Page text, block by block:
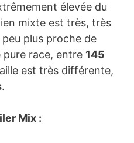
élevée du
mixte est très, très
plus proche de
pure race, entre 145
est très différente,
.
Mix :